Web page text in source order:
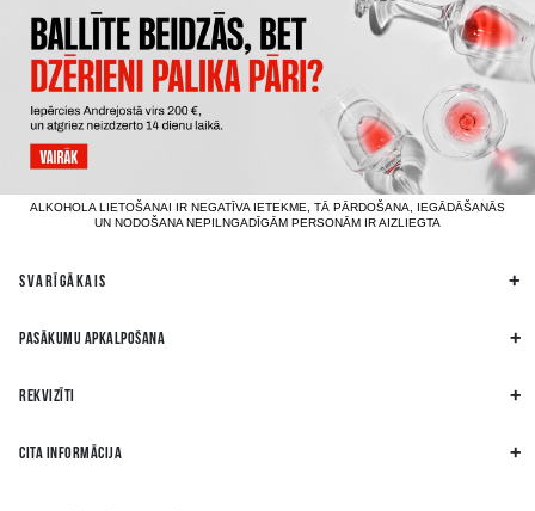
ALKOHOLA LIETOŠANAI IR NEGATĪVA IETEKME, TĀ PĀRDOŠANA, IEGĀDĀŠANĀS
UN NODOŠANA NEPILNGADĪGĀM PERSONĀM IR AIZLIEGTA
SVARĪGĀKAIS
PASĀKUMU APKALPOŠANA
REKVIZĪTI
CITA INFORMĀCIJA